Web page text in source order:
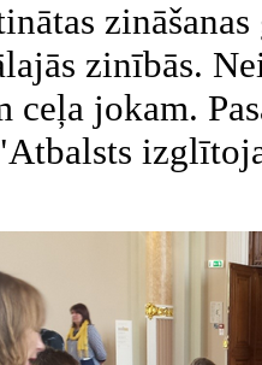
zinībās.
ceļa jokam.